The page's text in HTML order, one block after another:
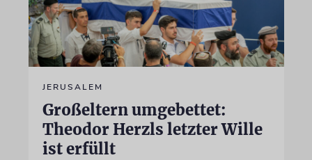
JERUSALEM
Großeltern umgebettet:
Theodor Herzls letzter Wille
ist erfüllt